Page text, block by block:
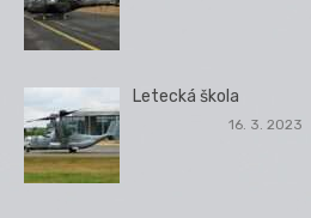
Letecká škola
16. 3. 2023